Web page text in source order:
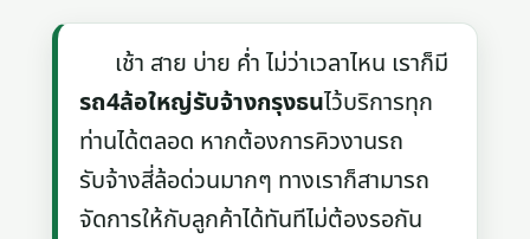
เช้า สาย บ่าย ค่ำ ไม่ว่าเวลาไหน เราก็มี
รถ4ล้อใหญ่รับจ้างกรุงธนไว้บริการทุก
ท่านได้ตลอด หากต้องการคิวงานรถ
รับจ้างสี่ล้อด่วนมากๆ ทางเราก็สามารถ
จัดการให้กับลูกค้าได้ทันทีไม่ต้องรอกัน